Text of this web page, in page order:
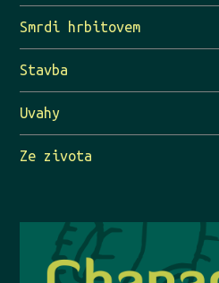
Smrdi hrbitovem
Stavba
Uvahy
Ze zivota